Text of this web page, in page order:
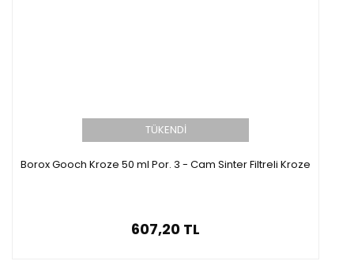
TÜKENDİ
Borox Gooch Kroze 50 ml Por. 3 - Cam Sinter Filtreli Kroze
607,20 TL